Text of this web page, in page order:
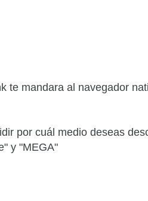
te mandara al navegador
por cuál medio deseas
y "MEGA"